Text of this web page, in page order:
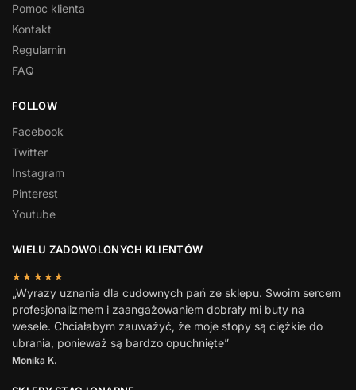
Pomoc klienta
Kontakt
Regulamin
FAQ
FOLLOW
Facebook
Twitter
Instagram
Pinterest
Youtube
WIELU ZADOWOLONYCH KLIENTÓW
★★★★★
„Wyrazy uznania dla cudownych pań ze sklepu. Swoim sercem
profesjonalizmem i zaangażowaniem dobrały mi buty na
wesele. Chciałabym zauważyć, że moje stopy są ciężkie do
ubrania, ponieważ są bardzo opuchnięte”
Monika K.